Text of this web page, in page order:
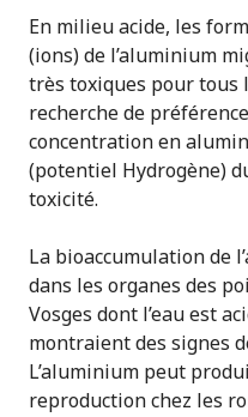
En milieu acide, les
(ions) de l’aluminium
très toxiques pour tous
recherche de
concentration en
(potentiel Hydrogène)
toxicité.
La bioaccumulation de
dans les organes des
Vosges dont l’eau est
montraient des signes
L’aluminium peut
reproduction chez les